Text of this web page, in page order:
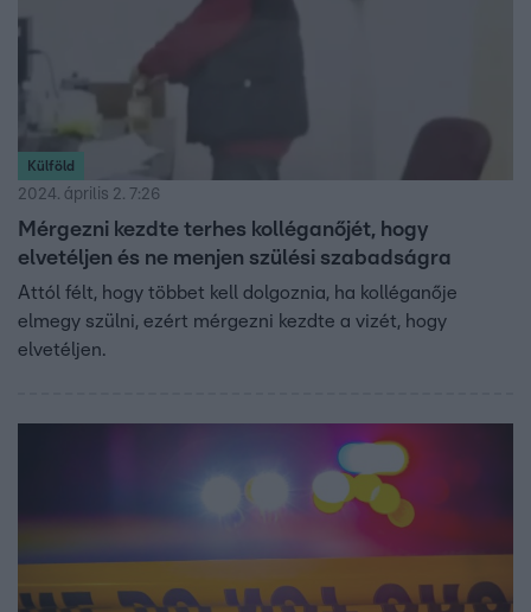
Külföld
2024. április 2. 7:26
Mérgezni kezdte terhes kolléganőjét, hogy
elvetéljen és ne menjen szülési szabadságra
Attól félt, hogy többet kell dolgoznia, ha kolléganője
elmegy szülni, ezért mérgezni kezdte a vizét, hogy
elvetéljen.